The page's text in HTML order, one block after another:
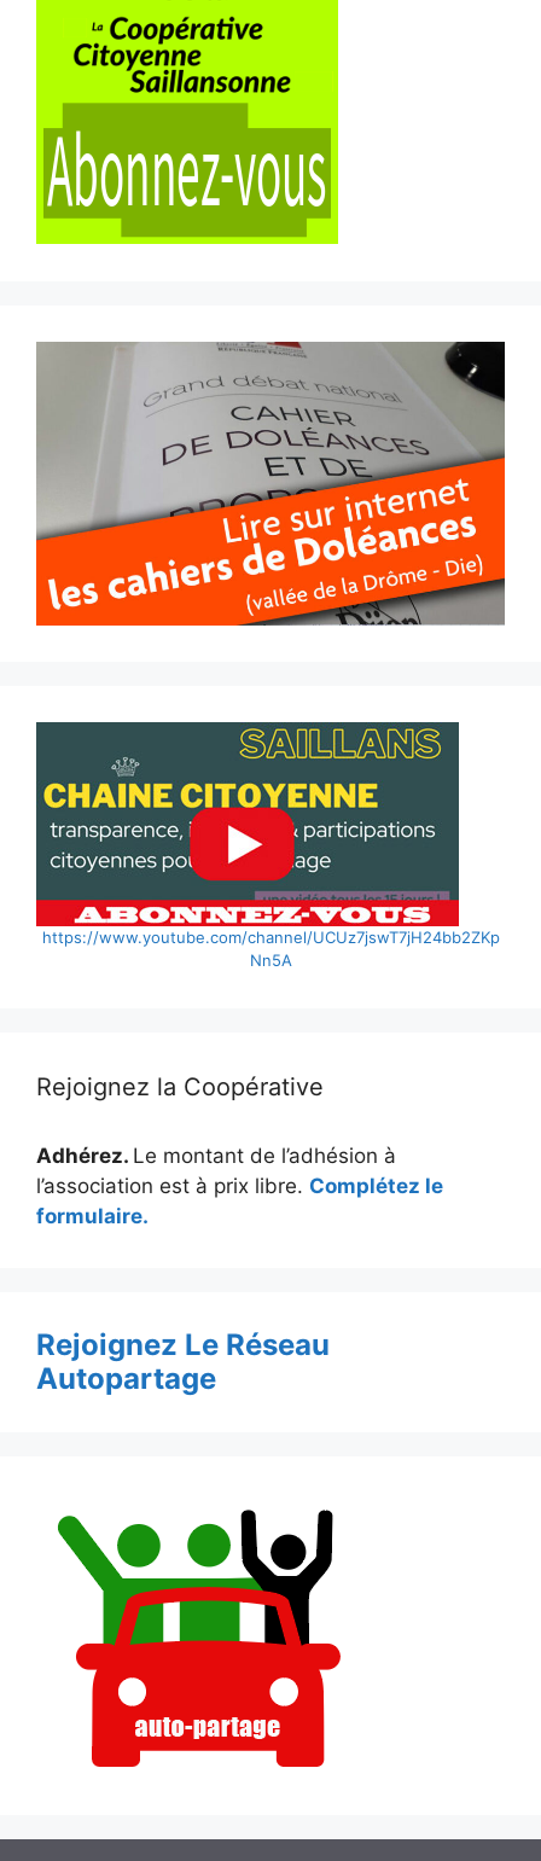
https://www.youtube.com/channel/UCUz7jswT7jH24bb2ZKp
Nn5A
Rejoignez la Coopérative
Adhérez. Le montant de l’adhésion à
l’association est à prix libre. Complétez le
formulaire.
Rejoignez Le Réseau
Autopartage